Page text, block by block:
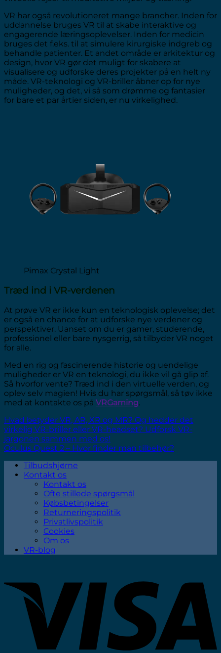
VR har også revolutioneret mange brancher. Inden for
uddannelse bruges VR til at skabe interaktive og
engagerende læringsoplevelser. Inden for medicin
bruges det f.eks. til at simulere kirurgiske indgreb og
behandle patienter. Et andet område er arkitektur og
design, hvor VR gør det muligt for skabere at
visualisere og udforske deres projekter på en helt ny
måde. VR-teknologi og VR-briller åbner op for nye
muligheder, og det, vi så som drømme og fantasier
for bare et par årtier siden, er nu virkelighed.
Pimax Crystal Light
Træd ind i VR-verdenen
At prøve VR er ikke kun en teknologisk oplevelse; det
er også en chance for at udforske nye verdener og
perspektiver. Uanset om du er gamer, studerende,
professionel eller bare nysgerrig, så tilbyder VR noget
for alle.
Med en rig og fascinerende historie og uendelige
muligheder er VR en teknologi, du ikke vil gå glip af.
Så hvorfor vente? Træd ind i den virtuelle verden, og
oplev selv magien! Hvis du har spørgsmål, så tøv ikke
med at kontakte os på VRGaming.
Hvad betyder VR, AR, XR og MR? Og hedder det
virkelig VR-briller eller VR-headset? Udforsk VR-
jargonen sammen med os!
Oculus Quest 2 – Hvor finder man tilbehør?
Tilbudshjørne
Kontakt os
Kontakt os
Ofte stillede spørgsmål
Købsbetingelser
Returneringspolitik
Privatlivspolitik
Cookies
Om os
VR-blog